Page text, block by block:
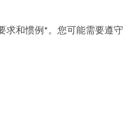
求和惯例*。您可能需要遵守